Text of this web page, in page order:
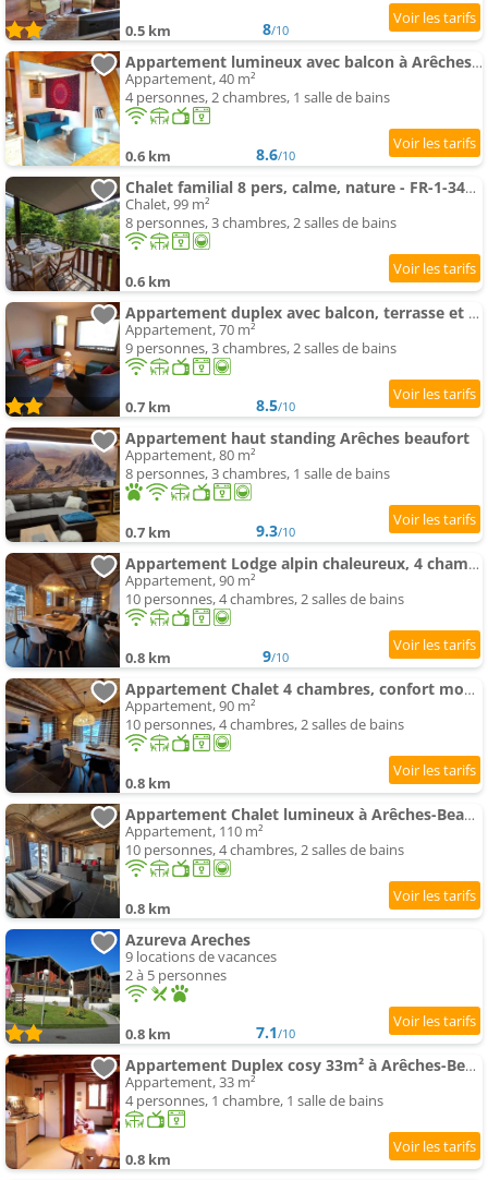
0.5 km 8/10
Appartement lumineux avec balcon à Arêches Beaufort
Appartement, 40 m²
4 personnes, 2 chambres, 1 salle de bains
0.6 km 8.6/10
Chalet familial 8 pers, calme, nature - FR-1-342-335
Chalet, 99 m²
8 personnes, 3 chambres, 2 salles de bains
0.6 km
Appartement duplex avec balcon, terrasse et garage, 3 chambres, internet - FR-1-342-222
Appartement, 70 m²
9 personnes, 3 chambres, 2 salles de bains
0.7 km 8.5/10
Appartement haut standing Arêches beaufort
Appartement, 80 m²
8 personnes, 3 chambres, 1 salle de bains
0.7 km 9.3/10
Appartement Lodge alpin chaleureux, 4 chambres, 10 pers, parking, terrasse, Arêches-Beaufort - FR-1-342-330
Appartement, 90 m²
10 personnes, 4 chambres, 2 salles de bains
0.8 km 9/10
Appartement Chalet 4 chambres, confort moderne, Arêches-Beaufort - FR-1-342-331
Appartement, 90 m²
10 personnes, 4 chambres, 2 salles de bains
0.8 km
Appartement Chalet lumineux à Arêches-Beaufort avec terrasse et cuisine équipée - FR-1-342-332
Appartement, 110 m²
10 personnes, 4 chambres, 2 salles de bains
0.8 km
Azureva Areches
9 locations de vacances
2 à 5 personnes
0.8 km 7.1/10
Appartement Duplex cosy 33m² à Arêches-Beaufort, pour 4 pers., pied des pistes, animaux admis, parking - FR-1-34
Appartement, 33 m²
4 personnes, 1 chambre, 1 salle de bains
0.8 km